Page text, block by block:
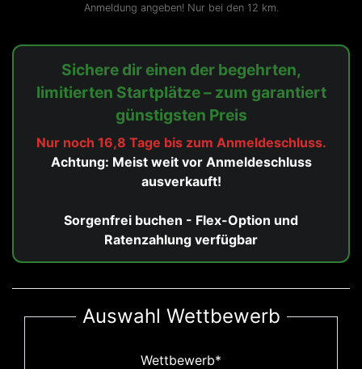
Anmeldung angeben! Nur bei den 12 km.
Sichere dir einen der begehrten,
limitierten Startplätze – zum garantiert
günstigsten Preis
Nur noch 16,8 Tage bis zum Anmeldeschluss.
Achtung: Meist weit vor Anmeldeschluss
ausverkauft!
Sorgenfrei buchen - Flex-Option und
Ratenzahlung verfügbar
Auswahl Wettbewerb
Wettbewerb*